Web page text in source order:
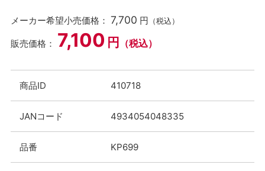
メーカー希望小売価格： 7,700 円 （税込）
販売価格： 7,100 円 （税込）
商品ID 410718
JANコード 4934054048335
品番 KP699